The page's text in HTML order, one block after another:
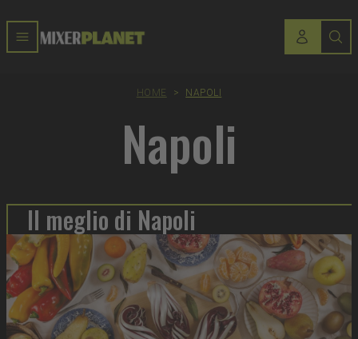
HOME > NAPOLI
Napoli
Il meglio di Napoli